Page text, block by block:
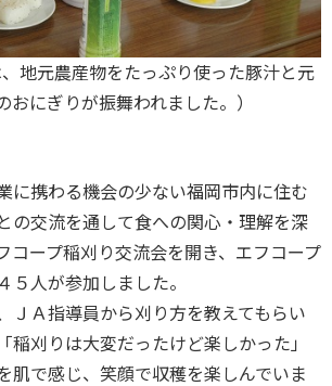
、地元農産物をたっぷり使った豚汁と元
おにぎりが振舞われました。）
に携わる機会の少ない福岡市内に住む
の交流を通して食への関心・理解を深
コープ稲刈り交流会を開き、エフコープ
５人が参加しました。
ＪＡ指導員から刈り方を教えてもらい
稲刈りは大変だったけど楽しかった」
肌で感じ、笑顔で収穫を楽しんでいま